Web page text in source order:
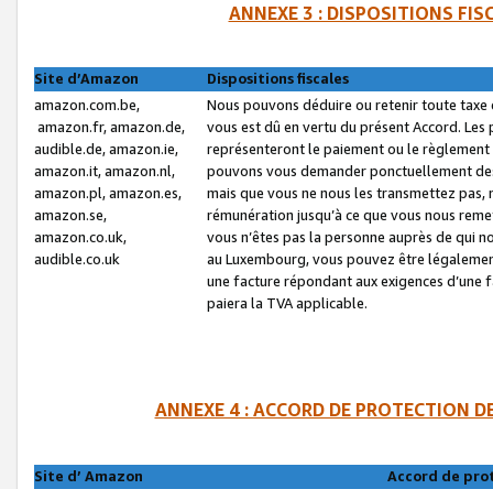
ANNEXE 3 : DISPOSITIONS
Site d’Amazon
Dispositions fiscales
amazon.com.be,
amazon.fr, amazon.de,
audible.de, amazon.ie,
amazon.it, amazon.nl,
amazon.pl, amazon.es,
amazon.se,
amazon.co.uk,
audible.co.uk
Nous pouvons déduire ou retenir toute
vous est dû en vertu du présent Accord.
représenteront le paiement ou le
pouvons vous demander ponctuellement
mais que vous ne nous les transmettez
rémunération jusqu’à ce que vous nous
vous n’êtes pas la personne auprès de qui
au Luxembourg, vous pouvez être
une facture répondant aux exigences
paiera la TVA applicable.
ANNEXE 4 : ACCORD DE PROTECTION
Site d’ Amazon
Accord de